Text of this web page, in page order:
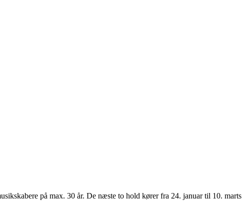
på max. 30 år. De næste to hold kører fra 24. januar til 10. marts